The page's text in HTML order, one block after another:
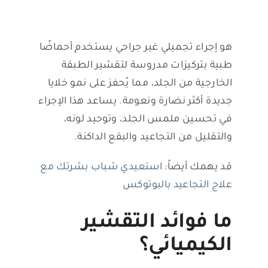
هو إجراء تجميلي غير جراحي يستخدم أحماضًا
طبية بتركيزات مدروسة لتقشير الطبقة
الخارجية من الجلد، مما يُحفز على نمو خلايا
جديدة أكثر نضارة ونعومة. يساعد هذا الإجراء
في تحسين ملمس الجلد، وتوحيد لونه،
والتقليل من التجاعيد والبقع الداكنة.
قد يهمك أيضاً: استعيدي شباب بشرتك مع
علاج التجاعيد بالبوتوكس
ما فوائد التقشير
الكيميائي؟